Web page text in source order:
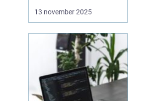
vanligare, har artificiell
tekniska vardag. Vi
frågar AI om allt från
varför Wi-Fi:et plötsligt
kraschar till hur vi &a...
13 november 2025